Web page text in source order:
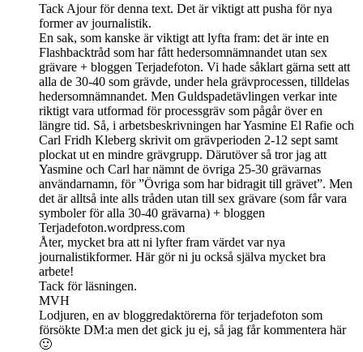
Tack Ajour för denna text. Det är viktigt att pusha för nya
former av journalistik.
En sak, som kanske är viktigt att lyfta fram: det är inte en
Flashbacktråd som har fått hedersomnämnandet utan sex
grävare + bloggen Terjadefoton. Vi hade såklart gärna sett att
alla de 30-40 som grävde, under hela grävprocessen, tilldelas
hedersomnämnandet. Men Guldspadetävlingen verkar inte
riktigt vara utformad för processgräv som pågår över en
längre tid. Så, i arbetsbeskrivningen har Yasmine El Rafie och
Carl Fridh Kleberg skrivit om grävperioden 2-12 sept samt
plockat ut en mindre grävgrupp. Därutöver så tror jag att
Yasmine och Carl har nämnt de övriga 25-30 grävarnas
användarnamn, för ”Övriga som har bidragit till grävet”. Men
det är alltså inte alls tråden utan till sex grävare (som får vara
symboler för alla 30-40 grävarna) + bloggen
Terjadefoton.wordpress.com
Åter, mycket bra att ni lyfter fram värdet var nya
journalistikformer. Här gör ni ju också själva mycket bra
arbete!
Tack för läsningen.
MVH
Lodjuren, en av bloggredaktörerna för terjadefoton som
försökte DM:a men det gick ju ej, så jag får kommentera här
🙂